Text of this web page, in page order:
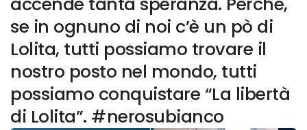
se in ognuno di noi c’è un pò di
Lolita, tutti possiamo trovare il
nostro posto nel mondo, tutti
possiamo conquistare “La libertà
di Lolita”. #nerosubianco